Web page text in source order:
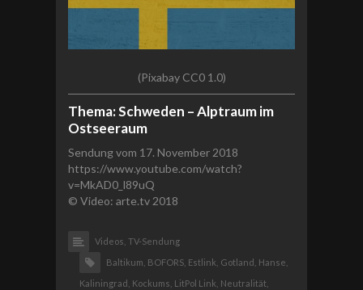
(Pixabay CC0 1.0)
Thema: Schweden – Alptraum im
Ostseeraum
Sendung vom 17. November 2018
https://www.youtube.com/watch?
v=MkAD0_l89uQ
© Video: arte.tv 2018
Videos, TV-Sendung
Baltikum, BOFORS, Estlink, Gotland,
Hanse,
Kaliningrad,
Kockums, LitPol Link, Neutralität,